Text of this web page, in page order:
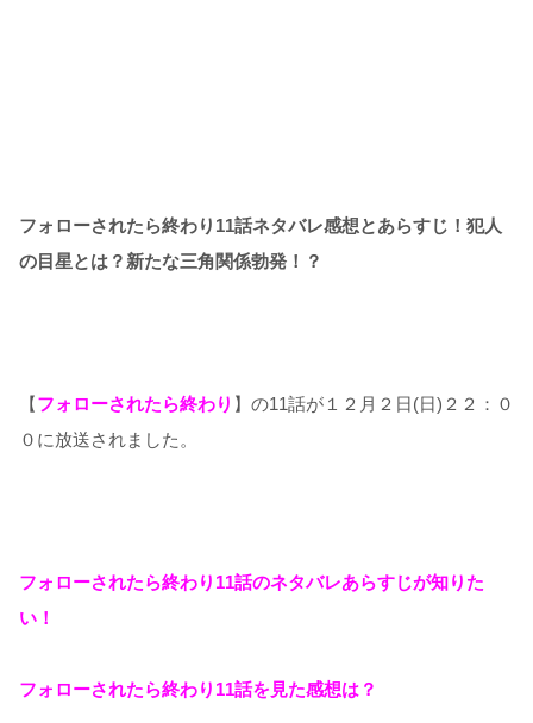
フォローされたら終わり11話ネタバレ感想とあらすじ！犯人
の目星とは？新たな三角関係勃発！？
【フォローされたら終わり 】の11話が１２月２日(日)２２：０
０に放送されました。
フォローされたら終わり11話のネタバレあらすじが知りた
い！
フォローされたら終わり11話を見た感想は？